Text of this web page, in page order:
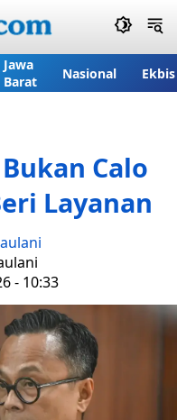
Jawa
Barat
Nasional Ekbis
Calo
Layanan
- 10:33